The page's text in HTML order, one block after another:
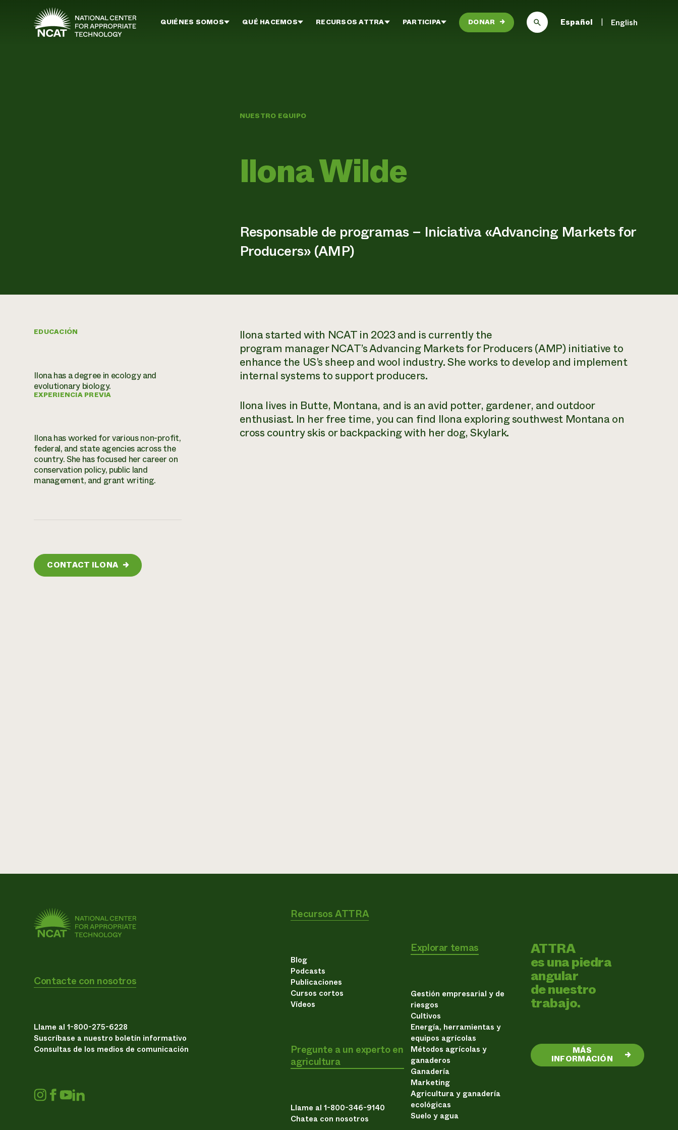
Ir al contenido principal
QUIÉNES SOMOS QUÉ HACEMOS RECURSOS ATTRA PARTICIPA DONAR → Español English
NUESTRO EQUIPO
Ilona Wilde
Responsable de programas – Iniciativa «Advancing Markets for
Producers» (AMP)
EDUCACIÓN
Ilona has a degree in ecology and
evolutionary biology.
EXPERIENCIA PREVIA
Ilona has worked for various non-profit,
federal, and state agencies across the
country. She has focused her career on
conservation policy, public land
management, and grant writing.
CONTACT ILONA →
Ilona started with NCAT in 2023 and is currently the
program manager NCAT’s Advancing Markets for Producers (AMP) initiative to
enhance the US’s sheep and wool industry. She works to develop and implement
internal systems to support producers.
Ilona lives in Butte, Montana, and is an avid potter, gardener, and outdoor
enthusiast. In her free time, you can find Ilona exploring southwest Montana on
cross country skis or backpacking with her dog, Skylark.
Contacte con nosotros
Llame al 1-800-275-6228
Suscríbase a nuestro boletín informativo
Consultas de los medios de comunicación
Recursos ATTRA
Blog
Podcasts
Publicaciones
Cursos cortos
Vídeos
Pregunte a un experto en
agricultura
Llame al 1-800-346-9140
Chatea con nosotros
Explorar temas
Gestión empresarial y de
riesgos
Cultivos
Energía, herramientas y
equipos agrícolas
Métodos agrícolas y
ganaderos
Ganadería
Marketing
Agricultura y ganadería
ecológicas
Suelo y agua
ATTRA
es una piedra
angular
de nuestro
trabajo.
MÁS
INFORMACIÓN →